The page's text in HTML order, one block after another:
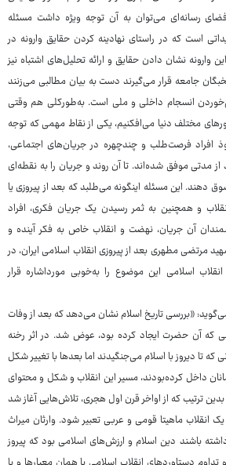
رسانه‌ای می‌توان به آن توجه ویژه داشت مسئله
است که در راستای نهادینه کردن حقایق وارونه در
وارونه نشان دادن حقایق و ارائه تحلیل‌های اشتباه نیز
جامعه قرار می‌گیرند دست به بیان مطالبی می‌زنند
انسجام داخلی و ملی است. به‌طورکلی هم وقتی
مختلف دنیا می‌افکنیم، یکی از نقاط مهمی که توجه
افراد فرصت‌طلب و چندچهره در جریان‌های اجتماعی،
مدتی موفق شده‌اند. تا آن روند و جریان را به نقطه‌ای
این مسئله اینگونه می‌طلبد که بعد از پیروزی یا
و همچنین به ثمر رسیدن یک جریان فکری، افراد
آن جریان، نهضت و انقلاب خاص به فکر آینده و
مرتضی مطهری بعد از پیروزی انقلاب اسلامی ایران، در
اسلامی این موضوع را به‌خوبی مورداشاره قرار
«بررسی تاریخ اسلام نشان می‌دهد که بعد از وفات
که آن حضرت ایجاد کرده بود، عوض شد. در اثر رخنه
تا دیروز با اسلام می‌جنگیدند اما بعدها با تغییر شکل
داخل کرده‌بودند، مسیر این انقلاب و شکل و محتوای
ترتیب که از اواخر قرن اول هجری، تلاش‌هایی آغاز شد
یک انقلاب ماهیتا قومی و عربی تعبیر شود. وارثان میراث
باشند دین اسلام و ارزش‌های اسلامی بود که پیروز